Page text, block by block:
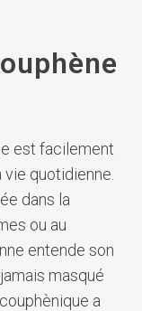
est facilement
vie quotidienne.
dans la
ou au
entende son
masqué
a